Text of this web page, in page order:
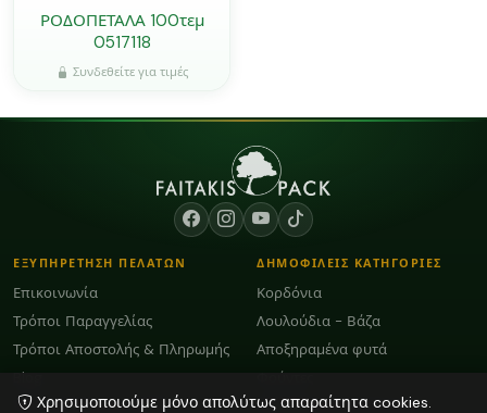
ΡΟΔΟΠΕΤΑΛΑ 100τεμ
0517118
Συνδεθείτε για τιμές
ΕΞΥΠΗΡΕΤΗΣΗ ΠΕΛΑΤΩΝ
Επικοινωνία
Τρόποι Παραγγελίας
Τρόποι Αποστολής & Πληρωμής
Blog
Όροι Χρήσης και GDPR
ΔΗΜΟΦΙΛΕΙΣ ΚΑΤΗΓΟΡΙΕΣ
Κορδόνια
Λουλούδια - Βάζα
Αποξηραμένα φυτά
Φούντες
Plexiglass Διακοσμητικά
Χρησιμοποιούμε μόνο απολύτως απαραίτητα cookies.